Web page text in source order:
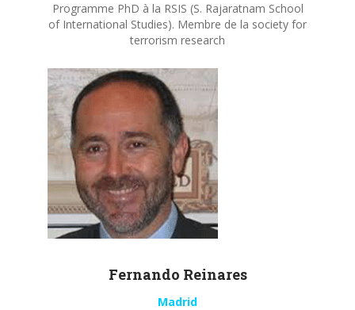
Programme PhD à la RSIS (S. Rajaratnam School
of International Studies). Membre de la society for
terrorism research
Fernando Reinares
Madrid